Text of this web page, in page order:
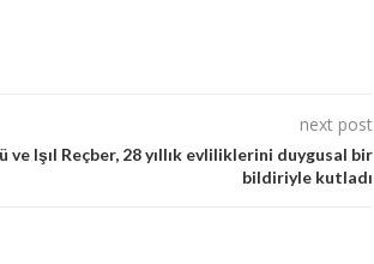
next post
ve Işıl Reçber, 28 yıllık evliliklerini duygusal bir
bildiriyle kutladı